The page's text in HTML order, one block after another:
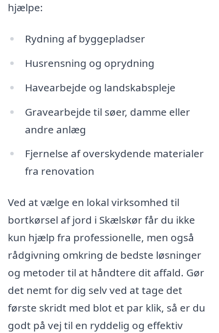
hjælpe:
Rydning af byggepladser
Husrensning og oprydning
Havearbejde og landskabspleje
Gravearbejde til søer, damme eller
andre anlæg
Fjernelse af overskydende materialer
fra renovation
Ved at vælge en lokal virksomhed til
bortkørsel af jord i Skælskør får du ikke
kun hjælp fra professionelle, men også
rådgivning omkring de bedste løsninger
og metoder til at håndtere dit affald. Gør
det nemt for dig selv ved at tage det
første skridt med blot et par klik, så er du
godt på vej til en ryddelig og effektiv